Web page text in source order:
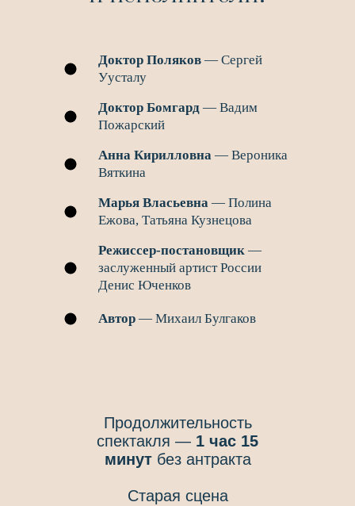
Доктор Поляков — Сергей
Уусталу
Доктор Бомгард — Вадим
Пожарский
Анна Кирилловна — Вероника
Вяткина
Марья Власьевна — Полина
Ежова, Татьяна Кузнецова
Режиссер-постановщик —
заслуженный артист России
Денис Юченков
Автор — Михаил Булгаков
Продолжительность
спектакля — 1 час 15
минутбез антракта
Старая сцена